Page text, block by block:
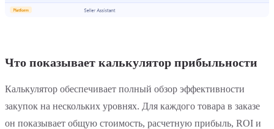
Что показывает калькулятор прибыльности
Калькулятор обеспечивает полный обзор эффективности
закупок на нескольких уровнях. Для каждого товара в заказе
он показывает общую стоимость, расчетную прибыль, ROI и